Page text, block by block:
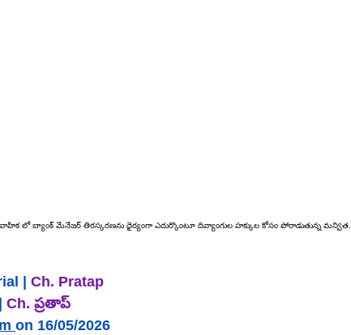
లో బ్యాంక్ మేనేజర్ తిరస్కరణను ధైర్యంగా ఎదుర్కొంటూ దివ్యాంగుల హక్కుల కోసం పోరాడుతున్న మన్విత.
| Ch. Pratap
Ch. ప్రతాప్
on 16/05/2026